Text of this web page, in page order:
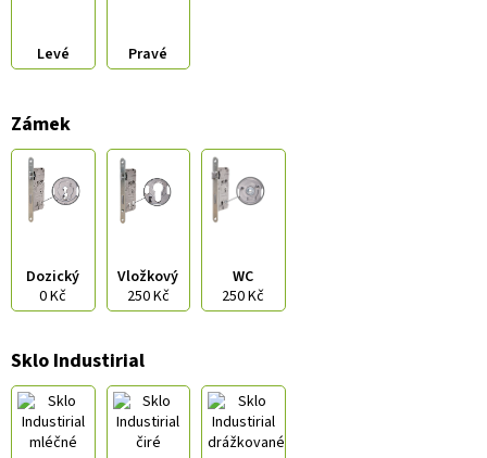
Levé Pravé
Zámek
Dozický
0 Kč
Vložkový
250 Kč
WC
250 Kč
Sklo Industirial